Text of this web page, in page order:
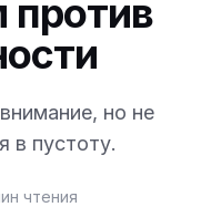
но не
в пустоту.
чтения